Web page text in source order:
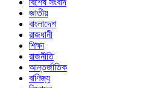
বিশেষ সংবাদ
জাতীয়
বাংলাদেশ
রাজধানী
শিক্ষা
রাজনীতি
আন্তর্জাতিক
বাণিজ্য